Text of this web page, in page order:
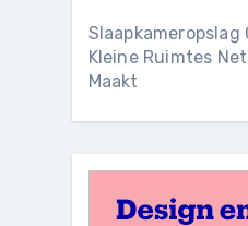
Slaapkameropslag
Kleine Ruimtes
Maakt